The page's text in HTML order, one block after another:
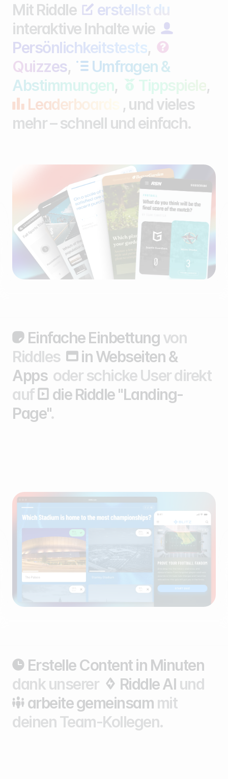
Mit Riddle
erstellst du
interaktive Inhalte wie
Persönlichkeitstests,
Quizzes,
Umfragen &
Abstimmungen, Tippspiele ,
Leaderboards , und vieles
mehr – schnell und einfach.
Einfache Einbettungvon
Riddles
in Webseiten &
Appsoder schicke User direkt
auf
die Riddle "Landing-
Page".
Erstelle Content in Minuten
dank unserer
Riddle AI und
arbeite gemeinsam mit
deinen Team-Kollegen.